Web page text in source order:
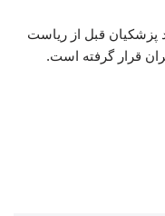
پزشکیان قبل از ریاست
قرار گرفته است.